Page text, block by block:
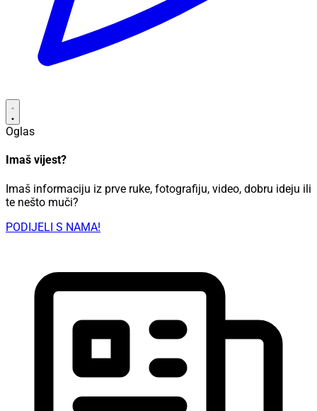
Oglas
Imaš vijest?
Imaš informaciju iz prve ruke, fotografiju, video, dobru ideju ili
te nešto muči?
PODIJELI S NAMA!